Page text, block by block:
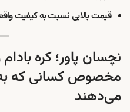
قیمت بالایی نسبت به کیفیت
نچسان پاور؛ کره
مخصوص کسانی که
می‌دهند